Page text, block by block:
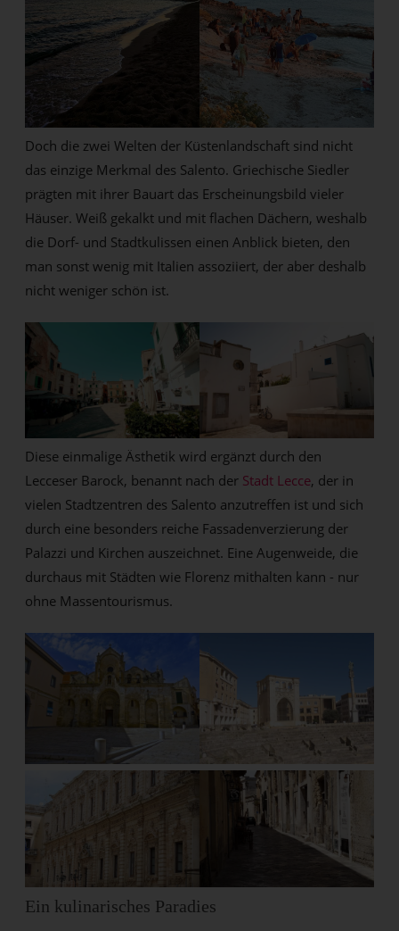
Doch die zwei Welten der Küstenlandschaft sind nicht
das einzige Merkmal des Salento. Griechische Siedler
prägten mit ihrer Bauart das Erscheinungsbild vieler
Häuser. Weiß gekalkt und mit flachen Dächern, weshalb
die Dorf- und Stadtkulissen einen Anblick bieten, den
man sonst wenig mit Italien assoziiert, der aber deshalb
nicht weniger schön ist.
Diese einmalige Ästhetik wird ergänzt durch den
Lecceser Barock, benannt nach der Stadt Lecce, der in
vielen Stadtzentren des Salento anzutreffen ist und sich
durch eine besonders reiche Fassadenverzierung der
Palazzi und Kirchen auszeichnet. Eine Augenweide, die
durchaus mit Städten wie Florenz mithalten kann - nur
ohne Massentourismus.
Ein kulinarisches Paradies